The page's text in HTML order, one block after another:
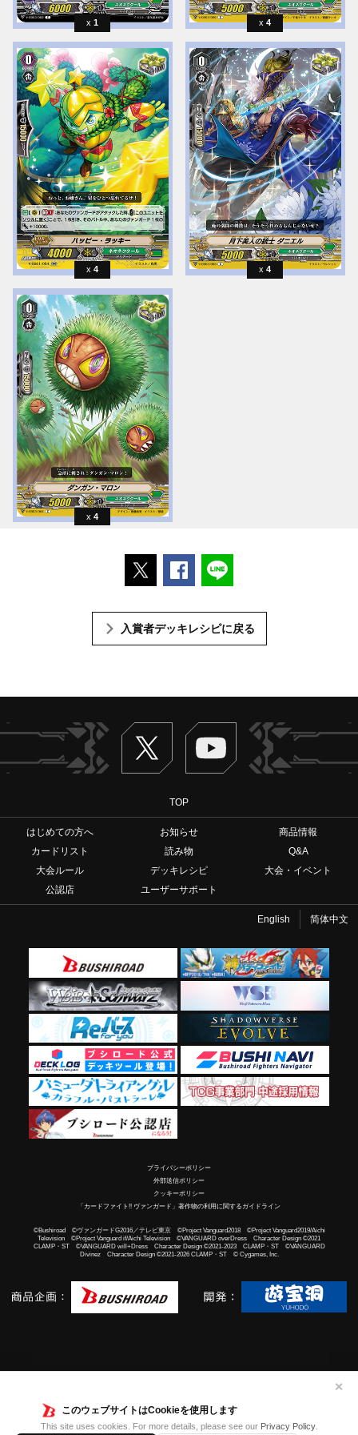
このウェブサイトはCookieを使用します
This site uses cookies. For more details, please see our Privacy Policy.
✕
1 4
4 4
4
ポストするFacebookでシェアする
入賞者デッキレシピに戻る
Twitter ヴァンガードch
TOP
はじめての方へ お知らせ
商品情報
カードリスト
読み物
Q&A
大会ルール
デッキレシピ
大会・イベント
公認店
ユーザーサポート
English 简体中文
プライバシーポリシー
外部送信ポリシー
クッキーポリシー
「カードファイト!! ヴァンガード」著作物の利用に関するガイドライン
©Bushiroad ©ヴァンガードG2016／テレビ東京 ©Project Vanguard2018 ©Project Vanguard2019/Aichi
Television ©Project Vanguard if/Aichi Television ©VANGUARD overDress Character Design ©2021
CLAMP・ST ©VANGUARD will+Dress Character Design ©2021-2023 CLAMP・ST ©VANGUARD
Divinez Character Design ©2021-2026 CLAMP・ST © Cygames, Inc.